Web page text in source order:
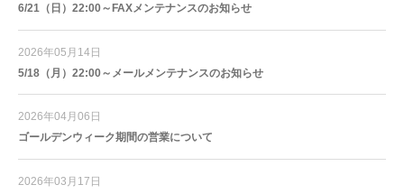
6/21（日）22:00～FAXメンテナンスのお知らせ
2026年05月14日
5/18（月）22:00～メールメンテナンスのお知らせ
2026年04月06日
ゴールデンウィーク期間の営業について
2026年03月17日